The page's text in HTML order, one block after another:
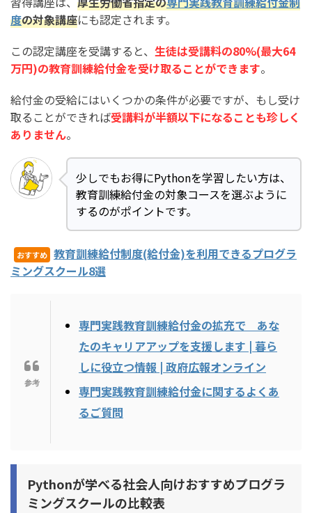
度の対象講座にも認定されます。
この認定講座を受講すると、 生徒は受講料の80%(最大64
万円)の教育訓練給付金を受け取ることができます。
給付金の受給にはいくつかの条件が必要ですが、もし受け
取ることができれば受講料が半額以下になることも珍しく
ありません。
少しでもお得にPythonを学習したい方は、
教育訓練給付金の対象コースを選ぶように
するのがポイントです。
おすすめ 教育訓練給付制度(給付金)を利用できるプログラ
ミングスクール8選
専門実践教育訓練給付金の拡充で あな
たのキャリアアップを支援します | 暮ら
しに役立つ情報 | 政府広報オンライン
専門実践教育訓練給付金に関するよくあ
るご質問
Pythonが学べる社会人向けおすすめプログラ
ミングスクールの比較表